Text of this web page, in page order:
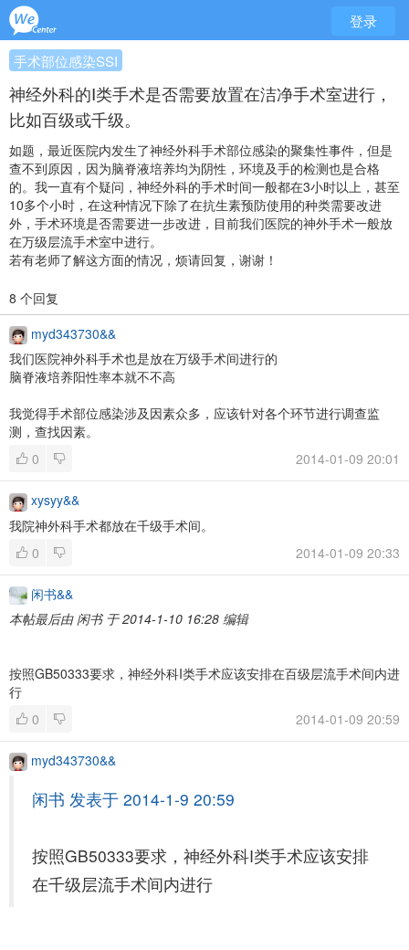
登录
手术部位感染SSI
神经外科的Ⅰ类手术是否需要放置在洁净手术室进行，
比如百级或千级。
如题，最近医院内发生了神经外科手术部位感染的聚集性事件，但是
查不到原因，因为脑脊液培养均为阴性，环境及手的检测也是合格
的。我一直有个疑问，神经外科的手术时间一般都在3小时以上，甚至
10多个小时，在这种情况下除了在抗生素预防使用的种类需要改进
外，手术环境是否需要进一步改进，目前我们医院的神外手术一般放
在万级层流手术室中进行。
若有老师了解这方面的情况，烦请回复，谢谢！
8 个回复
myd343730&&
我们医院神外科手术也是放在万级手术间进行的
脑脊液培养阳性率本就不不高
我觉得手术部位感染涉及因素众多，应该针对各个环节进行调查监
测，查找因素。
0
2014-01-09 20:01
xysyy&&
我院神外科手术都放在千级手术间。
0
2014-01-09 20:33
闲书&&
本帖最后由 闲书 于 2014-1-10 16:28 编辑
按照GB50333要求，神经外科I类手术应该安排在百级层流手术间内进
行
0
2014-01-09 20:59
myd343730&&
闲书 发表于 2014-1-9 20:59
按照GB50333要求，神经外科I类手术应该安排
在千级层流手术间内进行